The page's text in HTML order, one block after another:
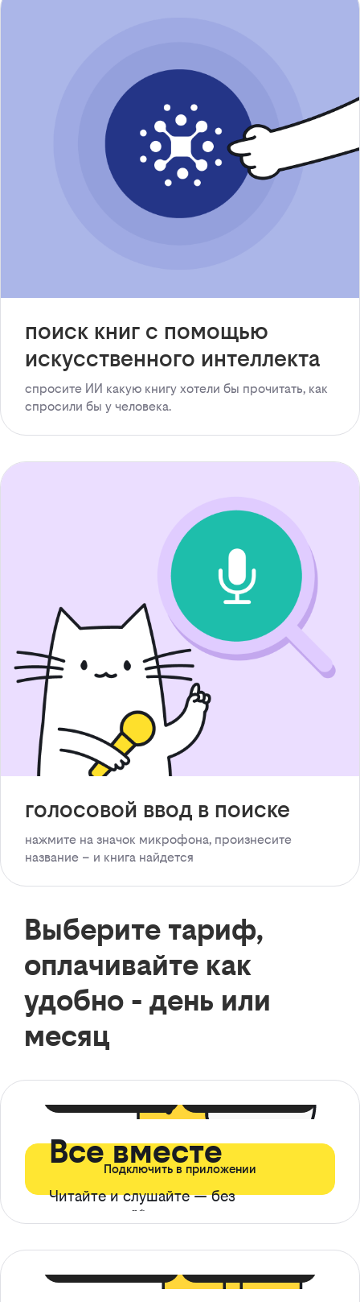
поиск книг с помощью
искусственного интеллекта
спросите ИИ какую книгу хотели бы прочитать, как
спросили бы у человека.
голосовой ввод в поиске
нажмите на значок микрофона, произнесите
название – и книга найдется
Выберите тариф,
оплачивайте как
удобно - день или
месяц
Все вместе
Читайте и слушайте — без
ограничений*
Подключить в приложении